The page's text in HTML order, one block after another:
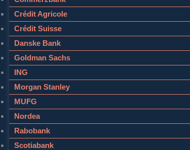
Crédit Agricole
Crédit Suisse
Danske Bank
Goldman Sachs
ING
Morgan Stanley
MUFG
Nordea
Rabobank
Scotiabank